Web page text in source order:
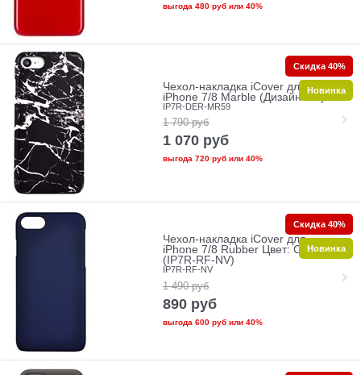
выгода 480 рубили 40%
Чехол-накладка iCover для
iPhone 7/8 Marble (Дизайн: 59)
IP7R-DER-MR59
1 790 руб
1 070 руб
выгода 720 рубили 40%
Скидка 40%
Новинка
Чехол-накладка iCover для
iPhone 7/8 Rubber Цвет: Синий
(IP7R-RF-NV)
IP7R-RF-NV
1 490 руб
890 руб
выгода 600 рубили 40%
Скидка 40%
Новинка